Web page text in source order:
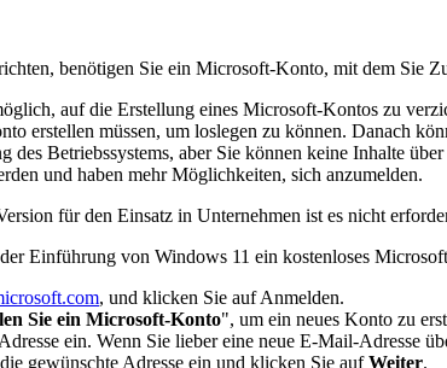
benötigen Sie ein Microsoft-Konto, mit dem Sie
auf die Erstellung eines Microsoft-Kontos zu
erstellen müssen, um loslegen zu können. Danach
des Betriebssystems, aber Sie können keine Inhalte
und haben mehr Möglichkeiten, sich anzumelden.
für den Einsatz in Unternehmen ist es nicht
Einführung von Windows 11 ein kostenloses
, und klicken Sie auf Anmelden.
Sie ein Microsoft-Konto", um ein neues Konto zu
ein. Wenn Sie lieber eine neue E-Mail-Adresse
gewünschte Adresse ein und klicken Sie aufWeiter.